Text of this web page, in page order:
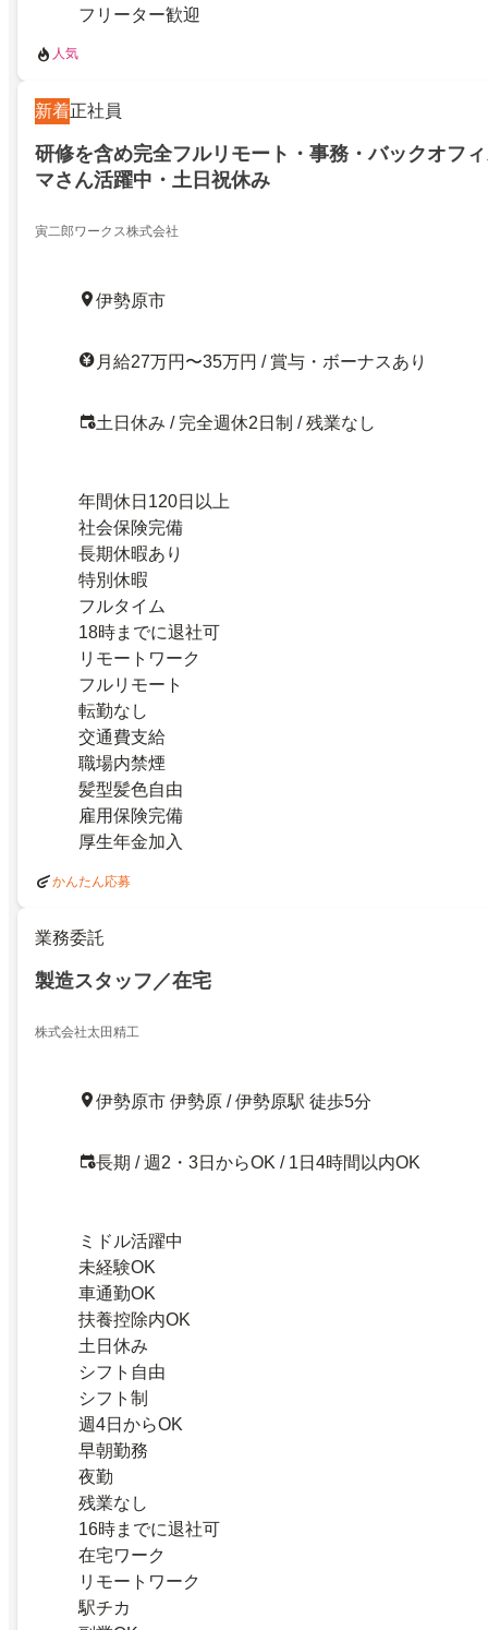
フリーター歓迎
人気
新着正社員
研修を含め完全フルリモート・事務・バックオフ
マさん活躍中・土日祝休み
寅二郎ワークス株式会社
伊勢原市
月給27万円〜35万円 / 賞与・ボーナスあり
土日休み / 完全週休2日制 / 残業なし
年間休日120日以上
社会保険完備
長期休暇あり
特別休暇
フルタイム
18時までに退社可
リモートワーク
フルリモート
転勤なし
交通費支給
職場内禁煙
髪型髪色自由
雇用保険完備
厚生年金加入
かんたん応募
業務委託
製造スタッフ／在宅
株式会社太田精工
伊勢原市 伊勢原 / 伊勢原駅 徒歩5分
長期 / 週2・3日からOK / 1日4時間以内OK
ミドル活躍中
未経験OK
車通勤OK
扶養控除内OK
土日休み
シフト自由
シフト制
週4日からOK
早朝勤務
夜勤
残業なし
16時までに退社可
在宅ワーク
リモートワーク
駅チカ